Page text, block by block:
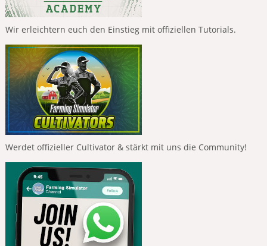
Wir erleichtern euch den Einstieg mit offiziellen Tutorials.
Werdet offizieller Cultivator & stärkt mit uns die Community!